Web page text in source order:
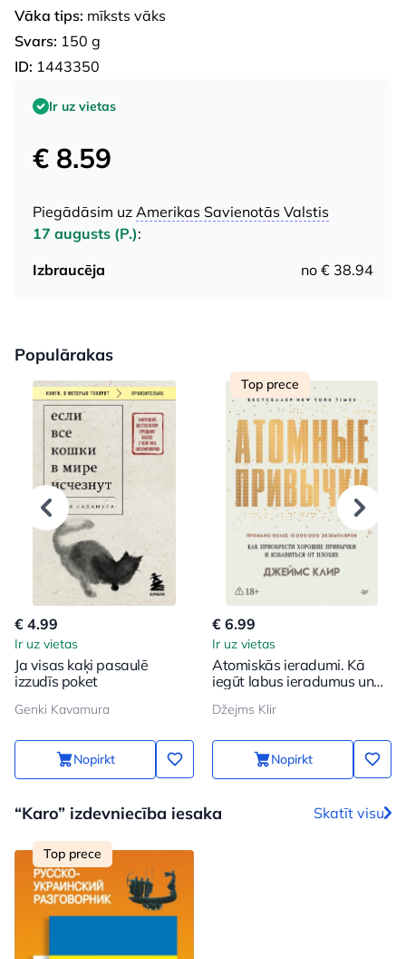
Vāka tips: mīksts vāks
Svars: 150 g
ID: 1443350
Ir uz vietas
€ 8.59
Piegādāsim uz Amerikas Savienotās Valstis
17 augusts (P.):
Izbraucēja
no € 38.94
Populārakas
€ 4.99
Ir uz vietas
Ja visas kaķi pasaulē
izzudīs poket
Genki Kavamura
Nopirkt
Top prece
€ 6.99
Ir uz vietas
Atomiskās ieradumi. Kā
iegūt labus ieradumus un
Džejms Klir
Nopirkt
“Karo” izdevniecība iesaka Skatīt visu
Top prece